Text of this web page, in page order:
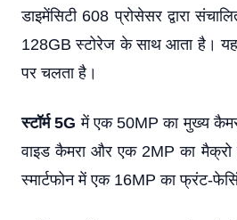
डाइमेंसिटी 608 प्रोसेसर द्वारा
128GB स्टोरेज के साथ आता है। यह
पर चलता है।
स्टॉर्म 5G में एक 50MP का मुख्य
वाइड कैमरा और एक 2MP का
स्मार्टफोन में एक 16MP का फ्रंट-